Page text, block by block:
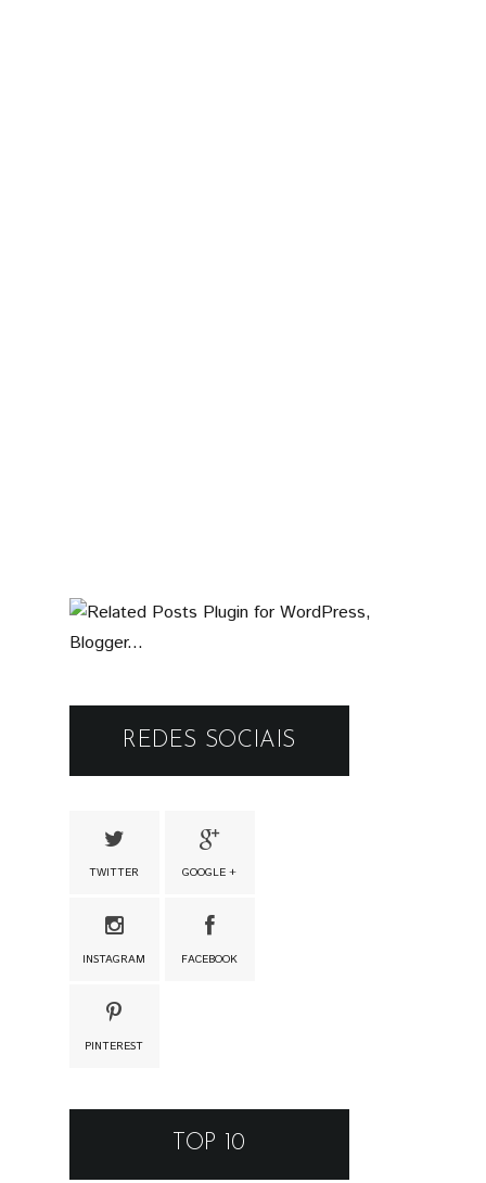
REDES SOCIAIS
TWITTER GOOGLE +
INSTAGRAM FACEBOOK
PINTEREST
TOP 10